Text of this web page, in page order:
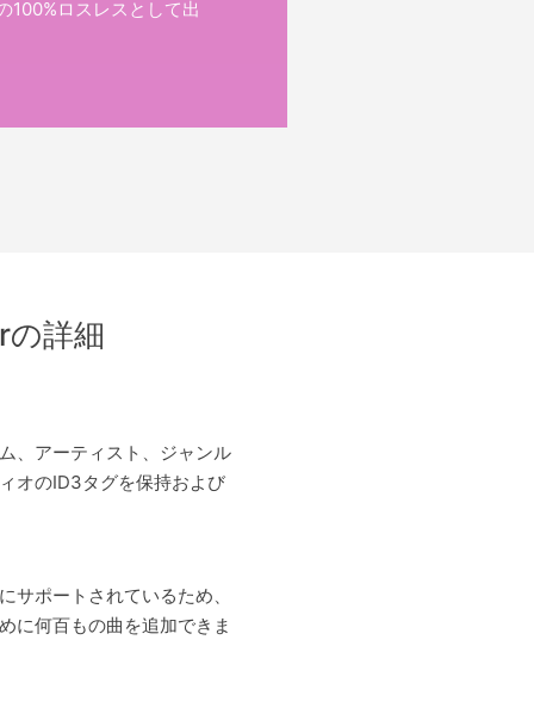
100%ロスレスとして出
詳細
、アーティスト、ジャンル
オのID3タグを保持および
サポートされているため、
に何百もの曲を追加できま